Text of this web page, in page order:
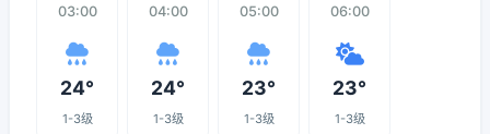
03:00
24°
1-3级
04:00
24°
1-3级
05:00
23°
1-3级
06:00
23°
1-3级